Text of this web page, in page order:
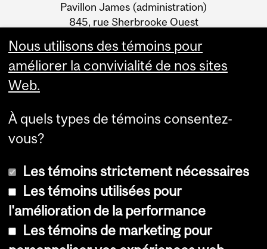
LES TERRES
Information
Pavillon James (administration)
845, rue Sherbrooke Ouest
© Université McGill, 2026
Accessibilité
Nous utilisons des témoins pour
améliorer la convivialité de nos sites
Web.
À quels types de témoins consentez-
vous?
Les témoins strictement nécessaires
Les témoins utilisées pour
l'amélioration de la performance
Les témoins de marketing pour